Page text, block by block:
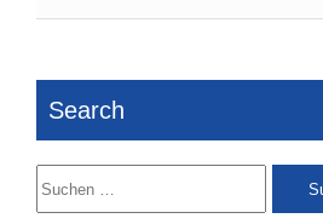
Search
Suchen
nach: